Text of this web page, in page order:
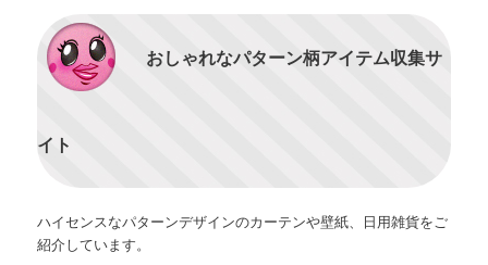
おしゃれなパターン柄アイテム収集サ
イト
ハイセンスなパターンデザインのカーテンや壁紙、日用雑貨をご
紹介しています。